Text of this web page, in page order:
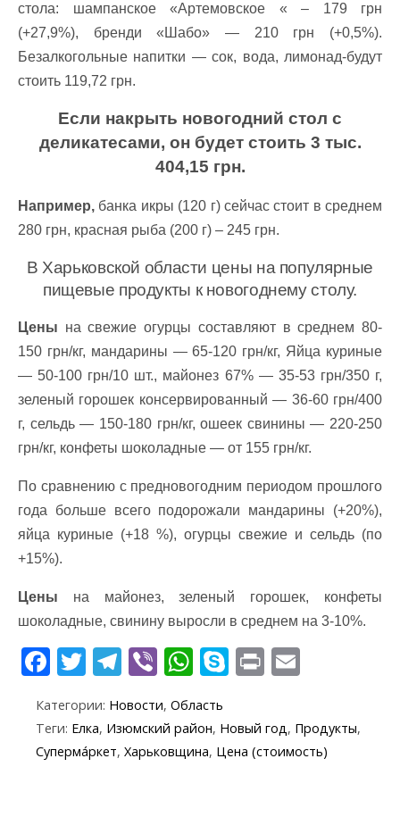
стола: шампанское «Артемовское « – 179 грн
(+27,9%), бренди «Шабо» — 210 грн (+0,5%).
Безалкогольные напитки — сок, вода, лимонад-будут
стоить 119,72 грн.
Если накрыть новогодний стол с
деликатесами, он будет стоить 3 тыс.
404,15 грн.
Например, банка икры (120 г) сейчас стоит в среднем
280 грн, красная рыба (200 г) – 245 грн.
В Харьковской области цены на популярные
пищевые продукты к новогоднему столу.
Цены на свежие огурцы составляют в среднем 80-
150 грн/кг, мандарины — 65-120 грн/кг, Яйца куриные
— 50-100 грн/10 шт., майонез 67% — 35-53 грн/350 г,
зеленый горошек консервированный — 36-60 грн/400
г, сельдь — 150-180 грн/кг, ошеек свинины — 220-250
грн/кг, конфеты шоколадные — от 155 грн/кг.
По сравнению с предновогодним периодом прошлого
года больше всего подорожали мандарины (+20%),
яйца куриные (+18 %), огурцы свежие и сельдь (по
+15%).
Цены на майонез, зеленый горошек, конфеты
шоколадные, свинину выросли в среднем на 3-10%.
F
e
b
T
itt
er
T
e
gr
Vi
er
W
at
s
S
y
p
Pr
t ai
l
Категории: Новости, Область
Теги: Елка, Изюмский район, Новый год, Продукты,
Суперма́ркет, Харьковщина, Цена (стоимость)